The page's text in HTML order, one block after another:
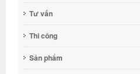
Tư vấn
Thi công
Sản phẩm